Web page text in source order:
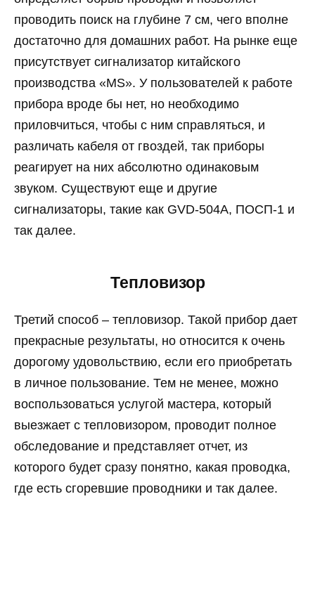
проводить поиск на глубине 7 см, чего вполне
достаточно для домашних работ. На рынке еще
присутствует сигнализатор китайского
производства «MS». У пользователей к работе
прибора вроде бы нет, но необходимо
приловчиться, чтобы с ним справляться, и
различать кабеля от гвоздей, так приборы
реагирует на них абсолютно одинаковым
звуком. Существуют еще и другие
сигнализаторы, такие как GVD-504A, ПОСП-1 и
так далее.
Тепловизор
Третий способ – тепловизор. Такой прибор дает
прекрасные результаты, но относится к очень
дорогому удовольствию, если его приобретать
в личное пользование. Тем не менее, можно
воспользоваться услугой мастера, который
выезжает с тепловизором, проводит полное
обследование и представляет отчет, из
которого будет сразу понятно, какая проводка,
где есть сгоревшие проводники и так далее.